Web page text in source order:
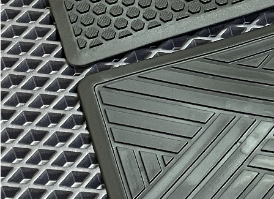
Два передних коврика 1800 3000
В корзину
Водительский коврик 900 1500
В корзину
Коврик переднего пассажира900 1500
В корзину
Два задних коврика 1300 2200